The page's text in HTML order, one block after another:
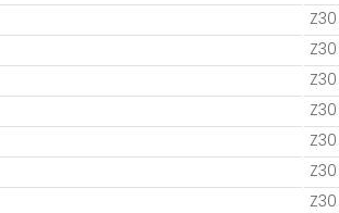
Z30
Z30
Z30
Z30
Z30
Z30
Z30